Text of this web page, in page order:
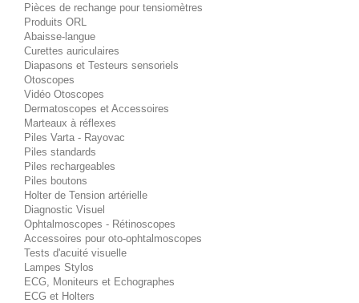
Pièces de rechange pour tensiomètres
Produits ORL
Abaisse-langue
Curettes auriculaires
Diapasons et Testeurs sensoriels
Otoscopes
Vidéo Otoscopes
Dermatoscopes et Accessoires
Marteaux à réflexes
Piles Varta - Rayovac
Piles standards
Piles rechargeables
Piles boutons
Holter de Tension artérielle
Diagnostic Visuel
Ophtalmoscopes - Rétinoscopes
Accessoires pour oto-ophtalmoscopes
Tests d'acuité visuelle
Lampes Stylos
ECG, Moniteurs et Echographes
ECG et Holters